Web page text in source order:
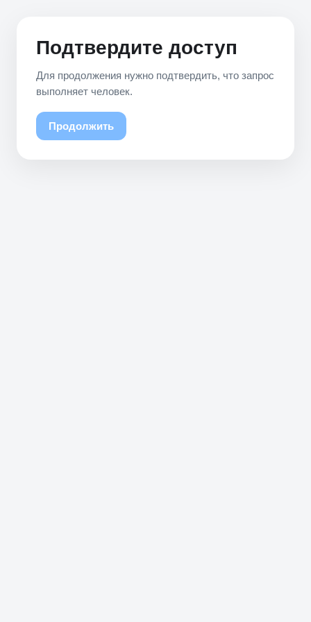
Подтвердите доступ
Для продолжения нужно подтвердить, что запрос
выполняет человек.
Продолжить